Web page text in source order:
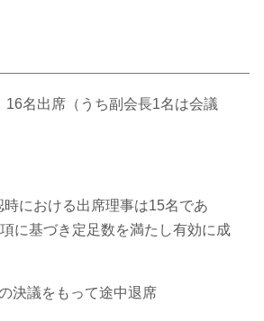
16名出席（うち副会長1名は会議
における出席理事は15名であ
に基づき定足数を満たし有効に成
決議をもって途中退席